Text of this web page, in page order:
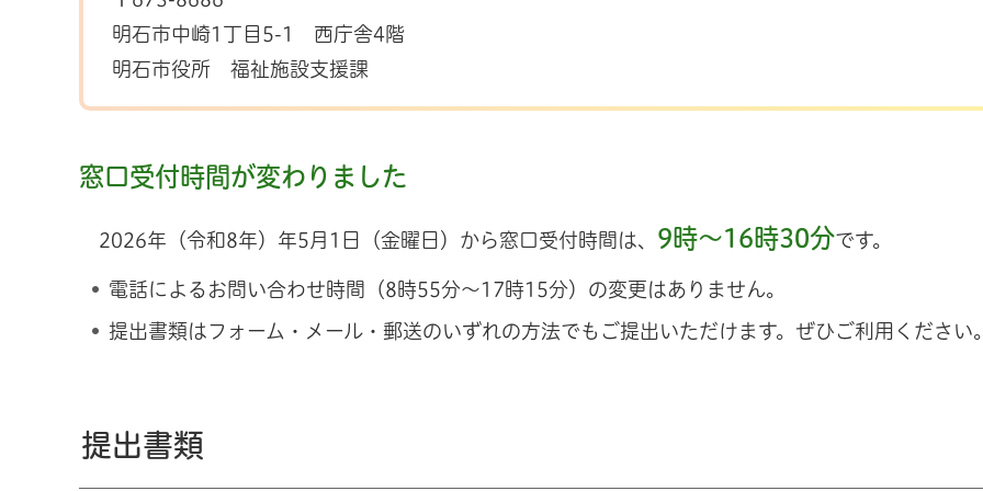
明石市中崎1丁目5-1
西庁舎4階
明石市役所
福祉施設支援課
窓口受付時間が変わりました
2026年 （令和8年）年5月1日（金曜日）から窓口受付時間は、 9時～16時30分です。
電話によるお問い合わせ時間（8時55分～17時15分）の変更はありません。
提出書類はフォーム・メール・郵送のいずれの方法でもご提出いただけます。ぜひご利用ください
提出書類